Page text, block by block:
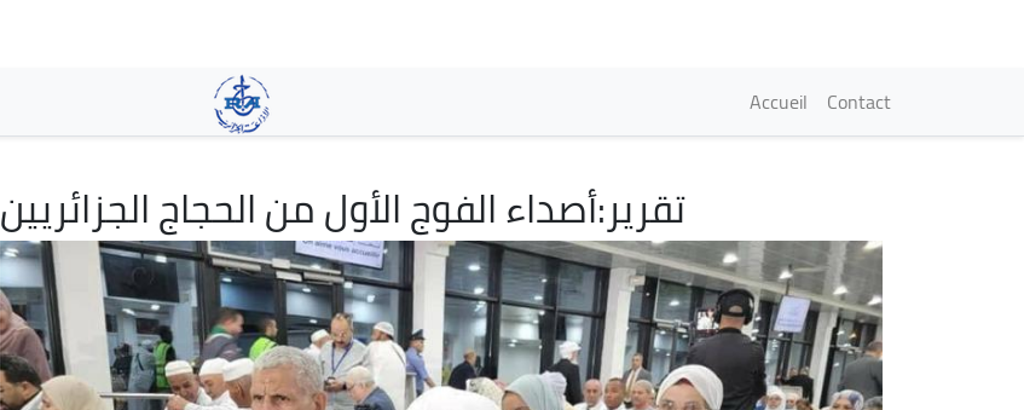
contenu
principal
Navigation
Accueil Contact
تقرير:أصداء الفوج الأول من الحجاج الجزائريين
Image